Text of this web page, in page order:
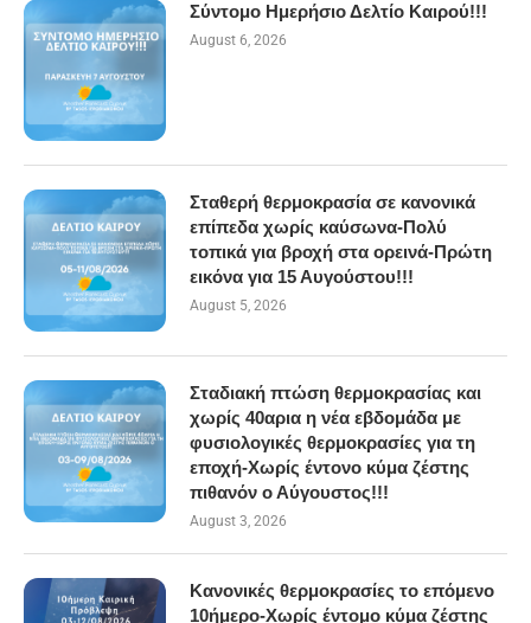
Σύντομο Ημερήσιο Δελτίο Καιρού!!!
August 6, 2026
Σταθερή θερμοκρασία σε κανονικά
επίπεδα χωρίς καύσωνα-Πολύ
τοπικά για βροχή στα ορεινά-Πρώτη
εικόνα για 15 Αυγούστου!!!
August 5, 2026
Σταδιακή πτώση θερμοκρασίας και
χωρίς 40αρια η νέα εβδομάδα με
φυσιολογικές θερμοκρασίες για τη
εποχή-Χωρίς έντονο κύμα ζέστης
πιθανόν ο Αύγουστος!!!
August 3, 2026
Κανονικές θερμοκρασίες το επόμενο
10ήμερο-Χωρίς έντομο κύμα ζέστης